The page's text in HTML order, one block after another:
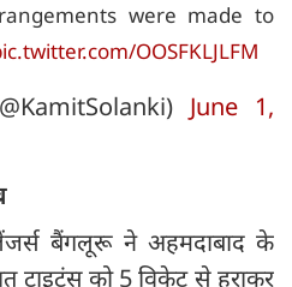
were made to
OOSFKLJLFM
June 1,
बैंगलूरू ने अहमदाबाद के
टाइटंस को 5 विकेट से हराकर